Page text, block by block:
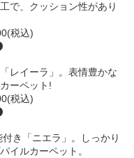
で、クッション性があり
税込)
「レイーラ」
。表情豊かな
ーペット!
税込)
き 「ニエラ」
。しっかり
イルカーペット。